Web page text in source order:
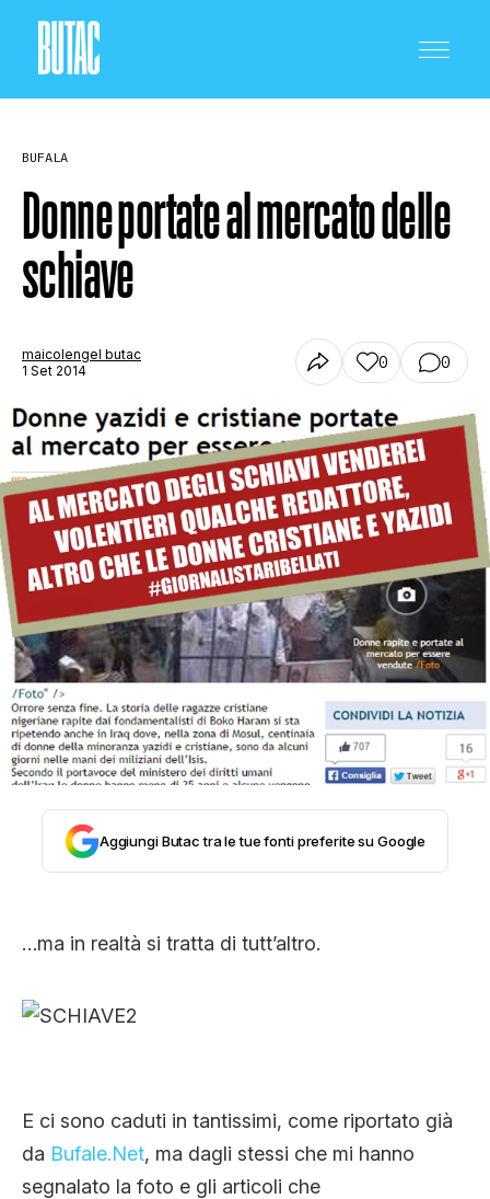
CRONACA E POLITICA
SCIENZA E TECNOLOGIA
SALUTE E MEDICINA
STORIA E CITAZIONI
INTRATTENIMENTO
COMPLOTTI, LEGGENDE URBANE ED
EVERGREEN
EDITORIALI
CLIMA ED ENERGIA
CHI SIAMO
BUFALA
Donne portate al mercato delle
schiave
maicolengel butac
1 Set 2014
0 0
Aggiungi Butac tra le tue fonti preferite su Google
…ma in realtà si tratta di tutt’altro.
E ci sono caduti in tantissimi, come riportato già
da Bufale.Net, ma dagli stessi che mi hanno
segnalato la foto e gli articoli che